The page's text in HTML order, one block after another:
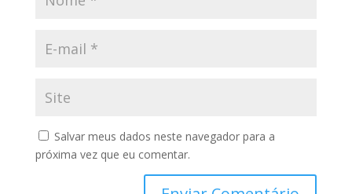
Salvar meus dados neste navegador para a
próxima vez que eu comentar.